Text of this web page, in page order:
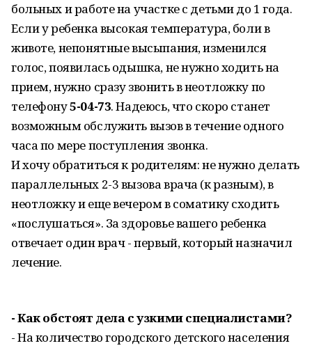
больных и работе на участке с детьми до 1 года.
Если у ребенка высокая температура, боли в
животе, непонятные высыпания, изменился
голос, появилась одышка, не нужно ходить на
прием, нужно сразу звонить в неотложку по
телефону5-04-73. Надеюсь, что скоро станет
возможным обслужить вызов в течение одного
часа по мере поступления звонка.
И хочу обратиться к родителям: не нужно делать
параллельных 2-3 вызова врача (к разным), в
неотложку и еще вечером в соматику сходить
«послушаться». За здоровье вашего ребенка
отвечает один врач - первый, который назначил
лечение.
- Как обстоят дела с узкими специалистами?
- На количество городского дет­ского населения